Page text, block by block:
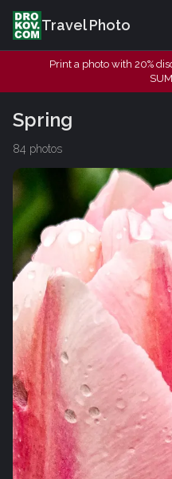
Travel Photo
Print a photo with 20%
Spring
84 photos